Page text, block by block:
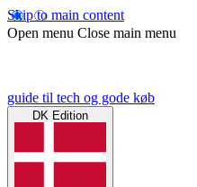
Skip to main content
Open menu Close main menu
guide til tech og gode køb
DK Edition